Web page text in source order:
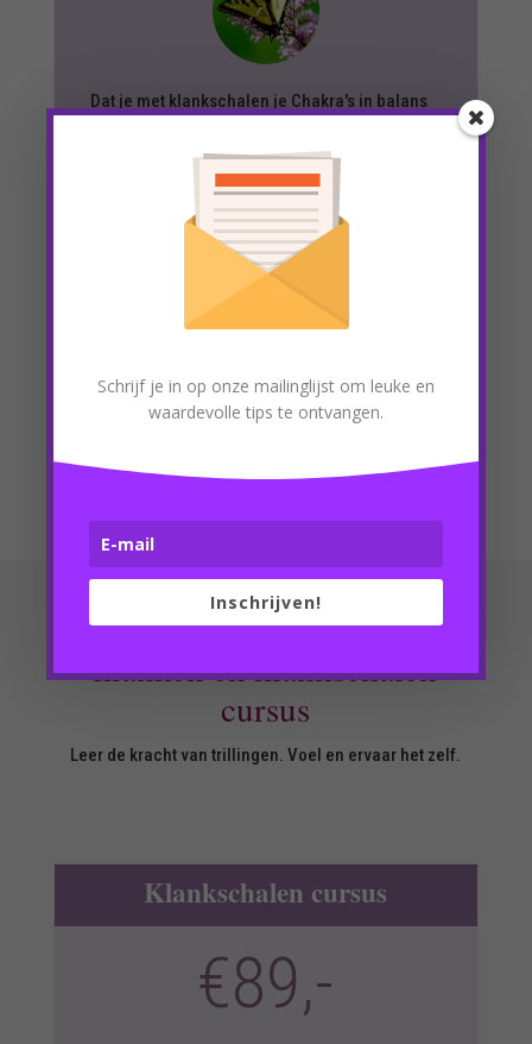
Dat je met klankschalen je Chakra's in balans
voelt ook echt heel fijn aan.
Ik vond het fijn om veel te leren, maar het ook
om het echt zelf te ervaren. Die ruimte geeft
Tessa je ook echt.
Ik vind alles wat ik gehoord en gevoelt heb van
de verschillende instrumenten, tijdens de
gezin.
Els
Jouw investering voor een
klanken en klankschalen
cursus
Leer de kracht van trillingen. Voel en ervaar het zelf.
Klankschalen cursus
€89,-
Schrijf je in op onze mailinglijst om leuke en
waardevolle tips te ontvangen.
Inschrijven!